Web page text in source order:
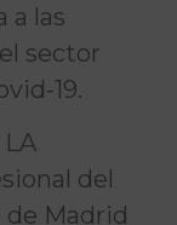
a las
sector
19.
del
Madrid